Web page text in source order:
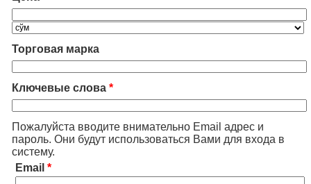
Торговая марка
Ключевые слова *
Пожалуйста вводите внимательно Email адрес и
пароль. Они будут использоваться Вами для входа в
систему.
Email *